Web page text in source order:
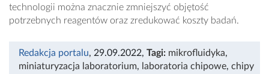
technologii można znacznie zmniejszyć objętość
potrzebnych reagentów oraz zredukować koszty badań.
Redakcja portalu, 29.09.2022, Tagi: mikrofluidyka,
miniaturyzacja laboratorium, laboratoria chipowe, chipy